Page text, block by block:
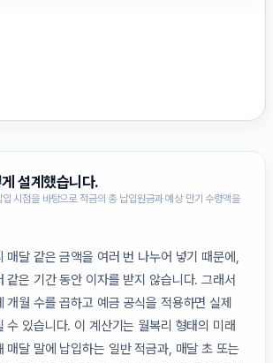
설계했습니다.
시점을 바탕으로 적금의 총 납입원금과 예상 만기 수령액을
매달 같은 금액을 여러 번 나누어 넣기 때문에,
같은 기간 동안 이자를 받지 않습니다. 그래서
개월 수를 곱하고 예금 공식을 적용하면 실제
수 있습니다. 이 계산기는 월복리 형태의 미래
매달 말에 납입하는 일반 적금과, 매달 초 또는